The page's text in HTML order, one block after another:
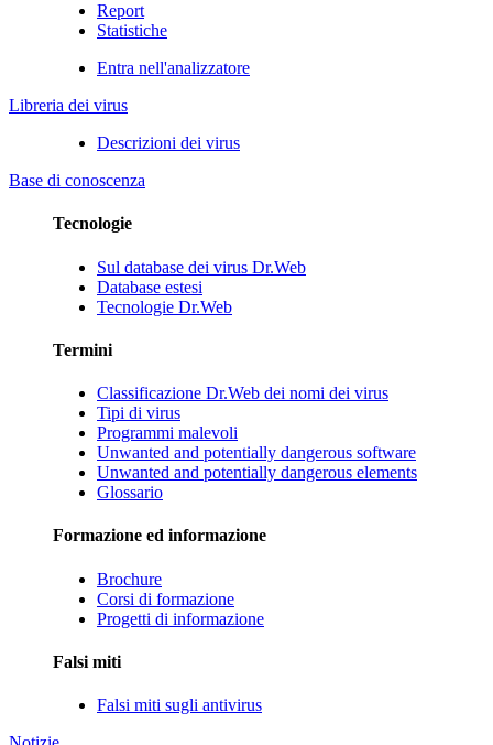
Report
Statistiche
Entra nell'analizzatore
Libreria dei virus
Descrizioni dei virus
Base di conoscenza
Tecnologie
Sul database dei virus Dr.Web
Database estesi
Tecnologie Dr.Web
Termini
Classificazione Dr.Web dei nomi dei virus
Tipi di virus
Programmi malevoli
Unwanted and potentially dangerous software
Unwanted and potentially dangerous elements
Glossario
Formazione ed informazione
Brochure
Corsi di formazione
Progetti di informazione
Falsi miti
Falsi miti sugli antivirus